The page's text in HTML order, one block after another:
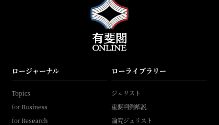
ロージャーナル
Topics
for Business
for Research
ローライブラリー
ジュリスト
重要判例解説
論究ジュリスト